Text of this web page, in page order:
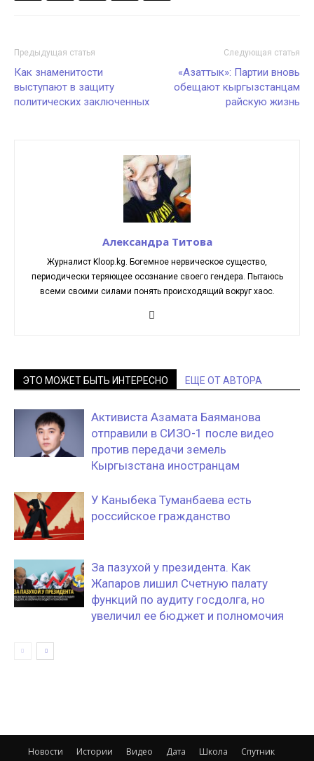
Предыдущая статья
Как знаменитости
выступают в защиту
политических заключенных
Следующая статья
«Азаттык»: Партии вновь
обещают кыргызстанцам
райскую жизнь
Александра Титова
Журналист Kloop.kg. Богемное нервическое существо,
периодически теряющее осознание своего гендера. Пытаюсь
всеми своими силами понять происходящий вокруг хаос.
ЭТО МОЖЕТ БЫТЬ ИНТЕРЕСНО ЕЩЕ ОТ АВТОРА
Активиста Азамата Баяманова
отправили в СИЗО-1 после видео
против передачи земель
Кыргызстана иностранцам
У Каныбека Туманбаева есть
российское гражданство
За пазухой у президента. Как
Жапаров лишил Счетную палату
функций по аудиту госдолга, но
увеличил ее бюджет и полномочия
Новости Истории Видео Дата Школа
Спутник